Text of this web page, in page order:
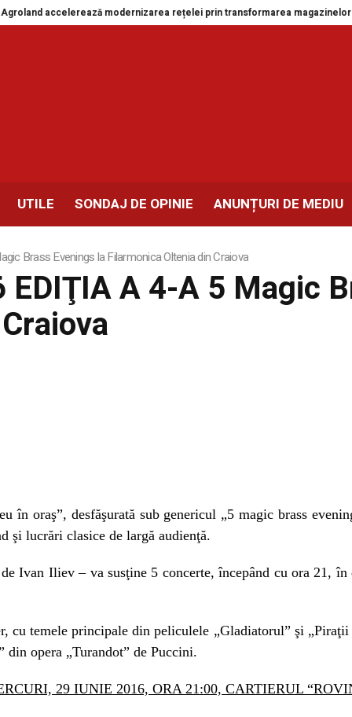
accelerează modernizarea rețelei prin transformarea magazinelor din
UTILE SONDAJ DE OPINIE ANUNȚURI DE MEDIU
Brass Evenings la Filarmonica Oltenia din Craiova
EDIŢIA A 4-A 5 Magic
în oraş”, desfăşurată sub genericul „5 magic brass
şi lucrări clasice de largă audienţă.
Ivan Iliev – va susţine 5 concerte, începând cu ora 21,
cu temele principale din peliculele „Gladiatorul” şi
din opera „Turandot” de Puccini.
29 IUNIE 2016, ORA 21:00, CARTIERUL